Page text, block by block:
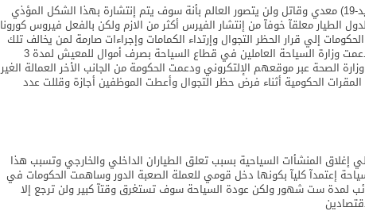
تعرض الصينيون على فيروس كورونا المستجد (كوفيد-19) معدي وقاتل ولن يتصور العالم بأنة سوف يتم إنتشارة بهذا الشكل المؤذي
الطيار معلقآ خوفآ من إنتشار الفيرس أكثر من الازم ولكن بالفعل فيروس كورونا
فلجئت الحكومات إلي قرار الحظر التجوال وإرتداء الكمامات وإجراءات صارمة لمن يخالف تلك
القرارات الحكومية بغرامات مالية كبيرة وحبس كما دعمت وزارة السياحة العاملين في قطاع السياحة بصرف أموال للمعيش لمدة 3
الصحة عبر موقعهم الإلتكروني ودعمت الحكومة من الجانب الأخر العمالة الغير
الحكومية أثناء فرض حظر التجوال وأعطت الموظفين أجازة وقللت عدد
أزمة فيروس كورونا المستجد (كوفيد-19)علي إغلاق المنشأات السياحية بسبب تعلق الطياران الداخلي والخارجي وتسبب هذا
إعتمدآ كليآ بكونها دخل قومي للعملة الصعبة الدور وساهمت الحكومات في
لمدة ست شهور ولكن عودة السياحة سوف تستغرق وقتآ كبير ولن ترجع إلا